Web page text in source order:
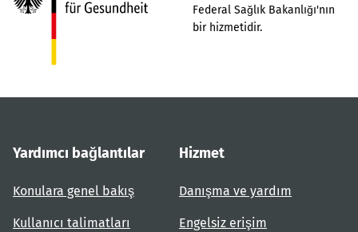
Federal Sağlık Bakanlığı'nın
bir hizmetidir.
Yardımcı bağlantılar
Konulara genel bakış
Kullanıcı talimatları
Hizmet
Danışma ve yardım
Engelsiz erişim